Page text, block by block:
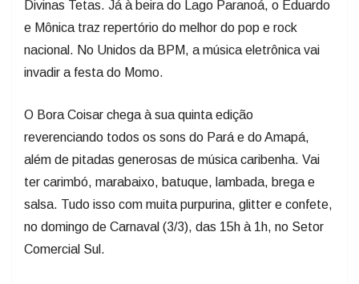
Divinas Tetas. Já à beira do Lago Paranoá, o Eduardo
e Mônica traz repertório do melhor do pop e rock
nacional. No Unidos da BPM, a música eletrônica vai
invadir a festa do Momo.
O Bora Coisar chega à sua quinta edição
reverenciando todos os sons do Pará e do Amapá,
além de pitadas generosas de música caribenha. Vai
ter carimbó, marabaixo, batuque, lambada, brega e
salsa. Tudo isso com muita purpurina, glitter e confete,
no domingo de Carnaval (3/3), das 15h à 1h, no Setor
Comercial Sul.